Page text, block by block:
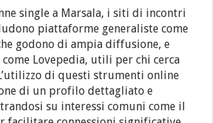
single a Marsala, i siti di incontri
piattaforme generaliste come
godono di ampia diffusione, e
Lovepedia, utili per chi cerca
di questi strumenti online
di un profilo dettagliato e
su interessi comuni come il